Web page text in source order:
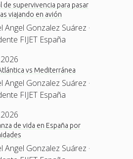
de supervivencia para pasar
viajando en avión
Angel Gonzalez Suárez ·
FIJET España
vs Mediterránea
Angel Gonzalez Suárez ·
FIJET España
de vida en España por
Angel Gonzalez Suárez ·